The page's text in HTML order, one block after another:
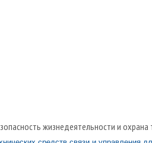
жизнедеятельности и охрана